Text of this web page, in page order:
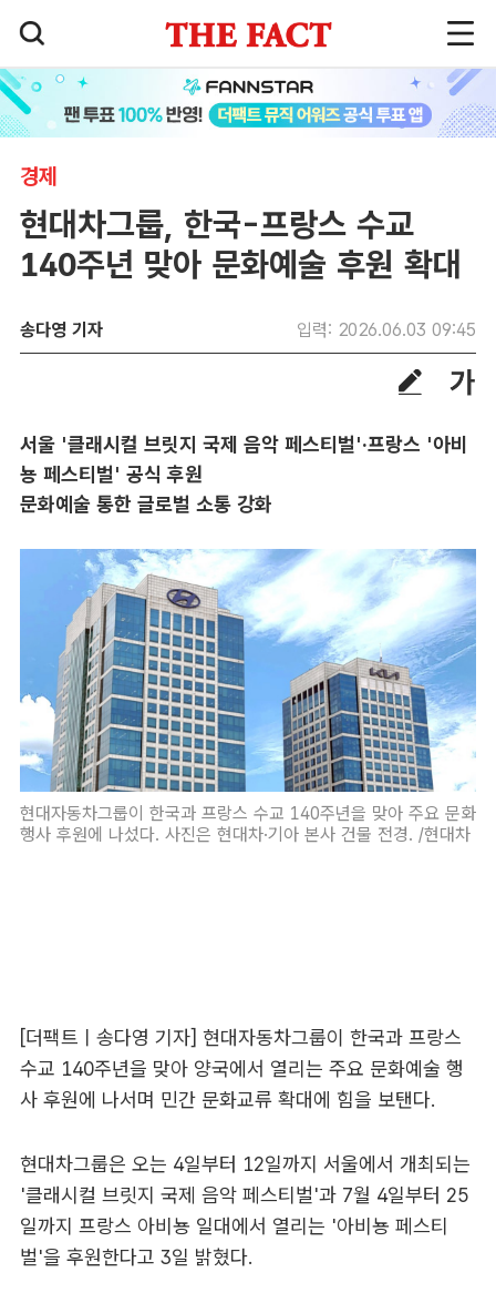
경제
현대차그룹, 한국-프랑스 수교
140주년 맞아 문화예술 후원 확대
송다영 기자 입력: 2026.06.03 09:45
서울 '클래시컬 브릿지 국제 음악 페스티벌'·프랑스 '아비
뇽 페스티벌' 공식 후원
문화예술 통한 글로벌 소통 강화
현대자동차그룹이 한국과 프랑스 수교 140주년을 맞아 주요 문화
행사 후원에 나섰다. 사진은 현대차·기아 본사 건물 전경. /현대차
[더팩트ㅣ송다영 기자] 현대자동차그룹이 한국과 프랑스
수교 140주년을 맞아 양국에서 열리는 주요 문화예술 행
사 후원에 나서며 민간 문화교류 확대에 힘을 보탠다.
현대차그룹은 오는 4일부터 12일까지 서울에서 개최되는
'클래시컬 브릿지 국제 음악 페스티벌'과 7월 4일부터 25
일까지 프랑스 아비뇽 일대에서 열리는 '아비뇽 페스티
벌'을 후원한다고 3일 밝혔다.